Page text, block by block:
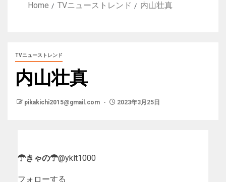
Home TVニューストレンド 内山壮真
TVニューストレンド
内山壮真
pikakichi2015@gmail.com 2023年3月25日
☂きゃの☂@yklt1000
フォローする